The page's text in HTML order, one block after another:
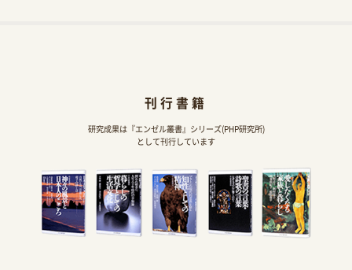
刊行書籍
研究成果は『エンゼル叢書』シリーズ(PHP研究所)
として刊行しています